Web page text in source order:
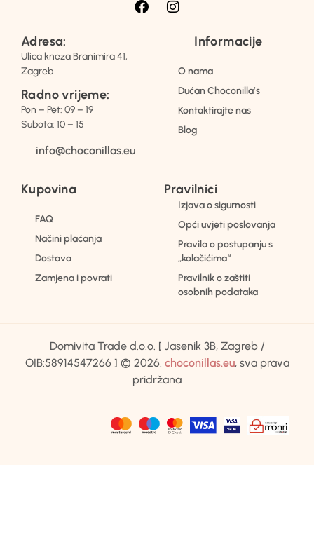
Adresa:
Ulica kneza Branimira 41,
Zagreb
Radno vrijeme:
Pon – Pet: 09 – 19
Subota: 10 – 15
info@choconillas.eu
Informacije
O nama
Dućan Choconilla’s
Kontaktirajte nas
Blog
Kupovina
FAQ
Načini plaćanja
Dostava
Zamjena i povrati
Pravilnici
Izjava o sigurnosti
Opći uvjeti poslovanja
Pravila o postupanju s
„kolačićima“
Pravilnik o zaštiti
osobnih podataka
Domivita Trade d.o.o. [ Jasenik 3B, Zagreb /
OIB:58914547266 ] © 2026. choconillas.eu, sva prava
pridržana